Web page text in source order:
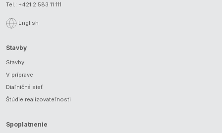
Tel.: +421 2 583 11 111
English
Stavby
Stavby
V príprave
Diaľničná sieť
Štúdie realizovateľnosti
Spoplatnenie